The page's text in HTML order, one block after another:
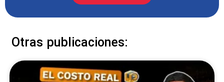
Otras publicaciones: